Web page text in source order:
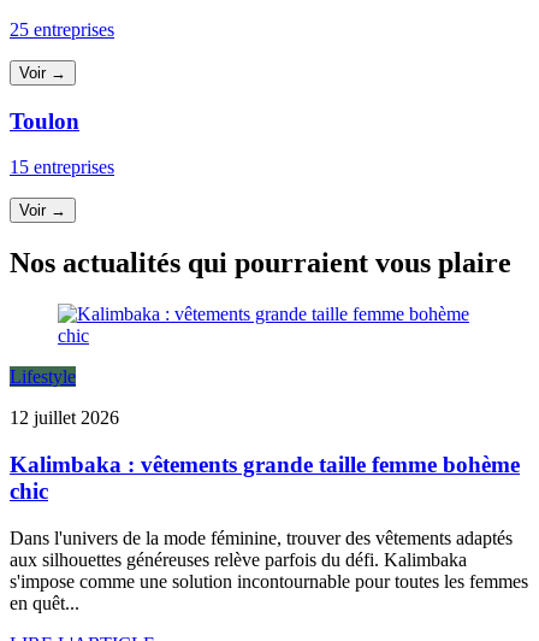
25 entreprises
Voir →
Toulon
15 entreprises
Voir →
Nos actualités qui pourraient vous plaire
Lifestyle
12 juillet 2026
Kalimbaka : vêtements grande taille femme bohème
chic
Dans l'univers de la mode féminine, trouver des vêtements adaptés
aux silhouettes généreuses relève parfois du défi. Kalimbaka
s'impose comme une solution incontournable pour toutes les femmes
en quêt...